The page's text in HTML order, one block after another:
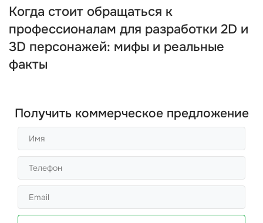
Когда стоит обращаться к
профессионалам для разработки 2D и
3D персонажей: мифы и реальные
факты
Получить коммерческое предложение